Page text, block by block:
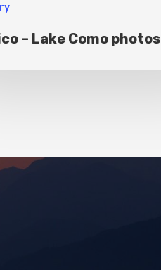
– Lake Como photos